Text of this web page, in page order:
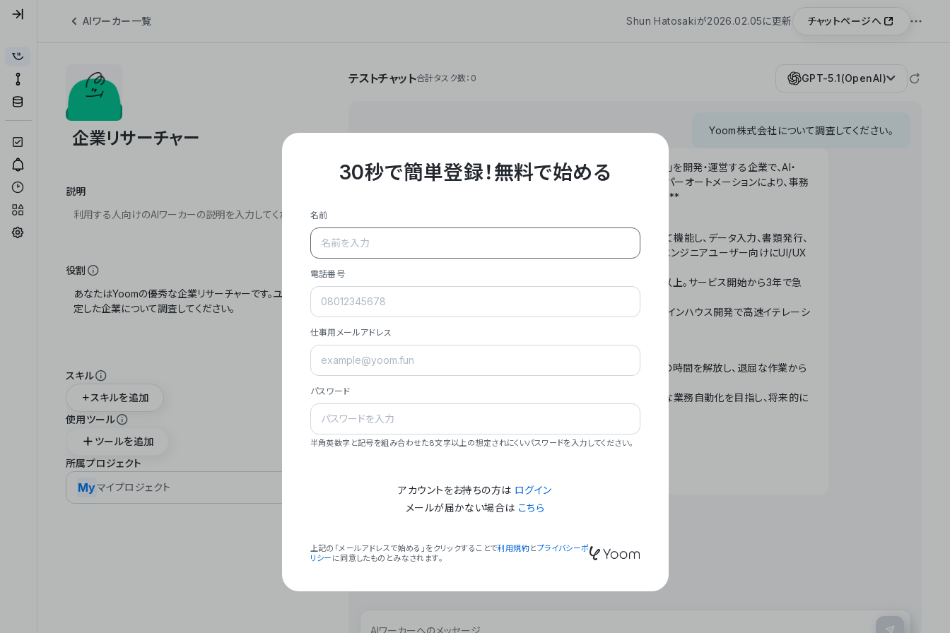
AIワーカー一覧 Shun Hatosakiが2026.02.05に更新 チャットページへ
説明
役割
スキル
スキルを追加
使用ツール
ツールを追加
所属プロジェクト
Myマイプロジェクト
テストチャット合計タスク数：0 GPT-5.1(OpenAI)
Yoom株式会社について調査してください。
**Yoom株式会社は、ビジネスオートメーションSaaS「Yoom」を開発・運営する企業で、AI・
API・RPA・OCRなどの技術をノーコードで組み合わせたハイパーオートメーションにより、事務
作業やデスクワークを自動化するサービスを提供しています。**
- **主力プロダクト「Yoom」**: SaaS連携データベースとして機能し、データ入力、書類発行、
メール対応、請求書処理、日報作成などの業務を自動化。非エンジニアユーザー向けにUI/UX
- **実績**: 国内利用社数20,000社超、直近成長率300%以上。サービス開始から3年で急
- **強み**: すべての自動化技術を1プラットフォームで完結。インハウス開発で高速イテレーシ
- **ミッション**: 「We Make Time」 – テクノロジーで人々の時間を解放し、退屈な作業から
- **ビジョン**: 「Global Business Automation」 – 世界的な業務自動化を目指し、将来的に
### 会社概要
30秒で簡単登録！無料で始める
名前
電話番号
仕事用メールアドレス
パスワード
半角英数字と記号を組み合わせた8文字以上の想定されにくいパスワードを入力してください。
アカウントをお持ちの方は ログイン
メールが届かない場合は こちら
上記の「メールアドレスで始める」をクリックすることで利用規約とプライバシーポ
リシー に同意したものとみなされます。